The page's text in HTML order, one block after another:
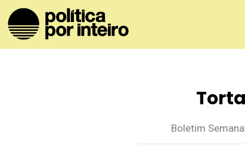
Boletim